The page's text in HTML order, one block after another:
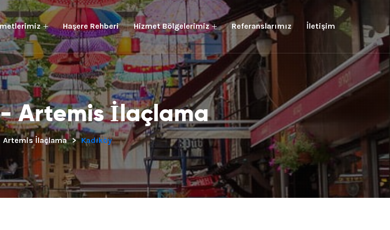
Haşere Rehberi Hizmet Bölgelerimiz Referanslarımız İletişim
- Artemis İlaçlama
Artemis İlaçlama > Kadıköy